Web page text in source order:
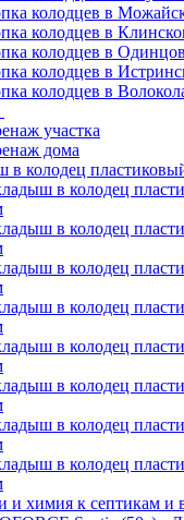
колодцев в
колодцев в
колодцев в
колодцев в
колодцев в
участка
дома
в колодец
в колодец
в колодец
в колодец
в колодец
в колодец
в колодец
в колодец
в колодец
и химия к септикам